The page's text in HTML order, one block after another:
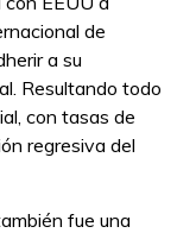
de
a su
Resultando todo
con tasas de
regresiva del
fue una